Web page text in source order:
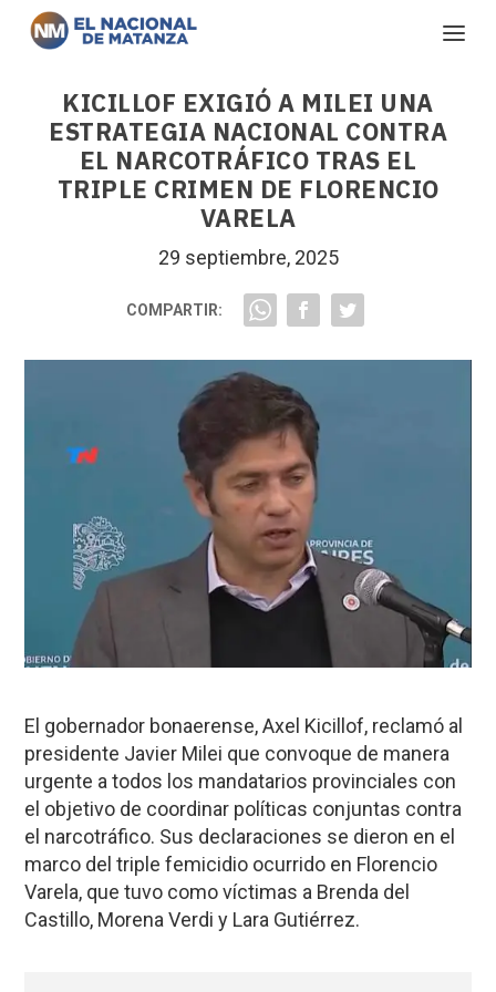
KICILLOF EXIGIÓ A MILEI UNA
ESTRATEGIA NACIONAL CONTRA
EL NARCOTRÁFICO TRAS EL
TRIPLE CRIMEN DE FLORENCIO
VARELA
29 septiembre, 2025
COMPARTIR:
El gobernador bonaerense, Axel Kicillof, reclamó al
presidente Javier Milei que convoque de manera
urgente a todos los mandatarios provinciales con
el objetivo de coordinar políticas conjuntas contra
el narcotráfico. Sus declaraciones se dieron en el
marco del triple femicidio ocurrido en Florencio
Varela, que tuvo como víctimas a Brenda del
Castillo, Morena Verdi y Lara Gutiérrez.